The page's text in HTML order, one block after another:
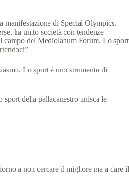
manifestazione di Special Olympics.
ha unito società con tendenze
campo del Mediolanum Forum. Lo sport
Lo sport è uno strumento di
sport della pallacanestro unisca le
a non cercare il migliore ma a dare il